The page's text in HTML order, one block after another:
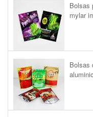
Bolsas
mylar
Bolsas